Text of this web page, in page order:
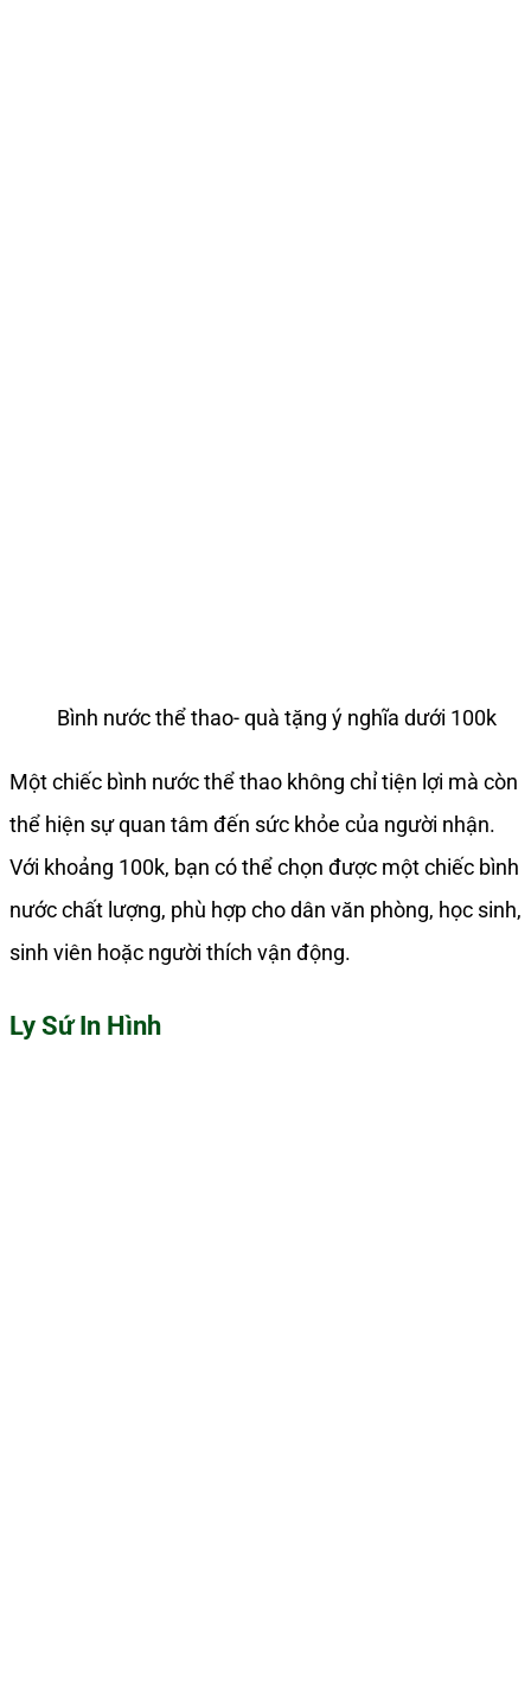
Bình nước thể thao- quà tặng ý nghĩa dưới 100k
Một chiếc bình nước thể thao không chỉ tiện lợi mà còn
thể hiện sự quan tâm đến sức khỏe của người nhận.
Với khoảng 100k, bạn có thể chọn được một chiếc bình
nước chất lượng, phù hợp cho dân văn phòng, học sinh,
sinh viên hoặc người thích vận động.
Ly Sứ In Hình